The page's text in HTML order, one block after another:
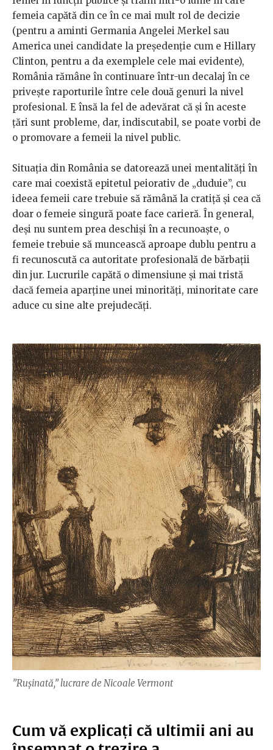
femeia capătă din ce în ce mai mult rol de decizie
(pentru a aminti Germania Angelei Merkel sau
America unei candidate la președenție cum e Hillary
Clinton, pentru a da exemplele cele mai evidente),
România rămâne în continuare într-un decalaj în ce
privește raporturile între cele două genuri la nivel
profesional. E însă la fel de adevărat că și în aceste
țări sunt probleme, dar, indiscutabil, se poate vorbi de
o promovare a femeii la nivel public.
Situația din România se datorează unei mentalități în
care mai coexistă epitetul peiorativ de „duduie’’, cu
ideea femeii care trebuie să rămână la cratiță și cea că
doar o femeie singură poate face carieră. În general,
deși nu suntem prea deschiși în a recunoaște, o
femeie trebuie să muncească aproape dublu pentru a
fi recunoscută ca autoritate profesională de bărbații
din jur. Lucrurile capătă o dimensiune și mai tristă
dacă femeia aparține unei minorități, minoritate care
aduce cu sine alte prejudecăți.
”Rușinată,” lucrare de Nicoale Vermont
Cum vă explicați că ultimii ani au